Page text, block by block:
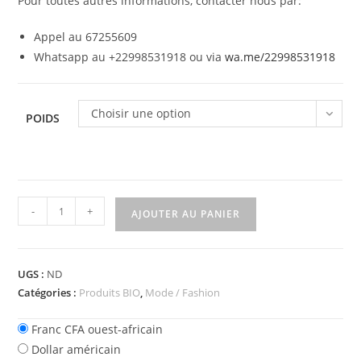
Appel au 67255609
Whatsapp au +22998531918 ou viawa.me/22998531918
POIDS Choisir une option
quantité
de
Shikalai
Niger
- + AJOUTER AU PANIER
UGS : ND
Catégories : Produits BIO, Mode / Fashion
Franc CFA ouest-africain
Dollar américain